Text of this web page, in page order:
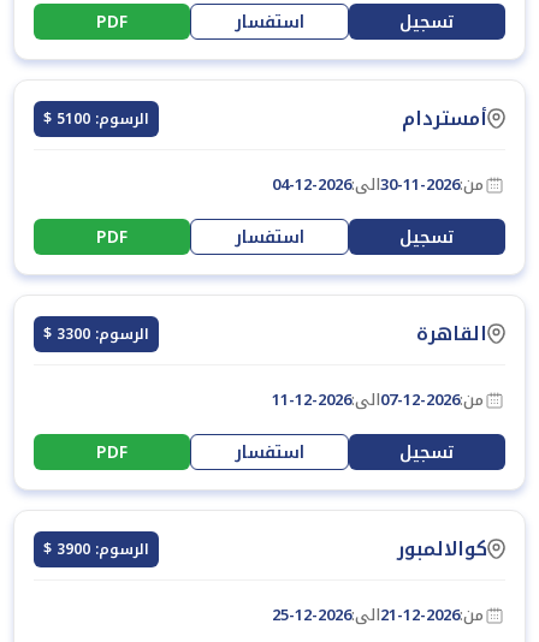
تسجيل استفسار PDF
أمستردام الرسوم: 5100 $
من:30-11-2026الى:04-12-2026
تسجيل استفسار PDF
القاهرة الرسوم: 3300 $
من:07-12-2026الى:11-12-2026
تسجيل استفسار PDF
كوالالمبور الرسوم: 3900 $
من:21-12-2026الى:25-12-2026